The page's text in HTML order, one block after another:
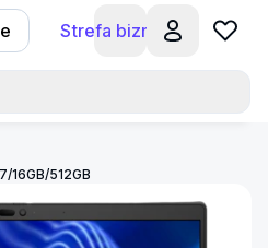
Strefa biznesu
16GB/512GB